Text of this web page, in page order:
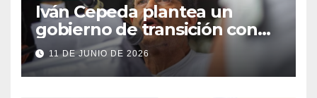
Iván Cepeda plantea un
gobierno de transición con
énfasis en el empalme
institucional y una eventual
constituyente
11 DE JUNIO DE 2026